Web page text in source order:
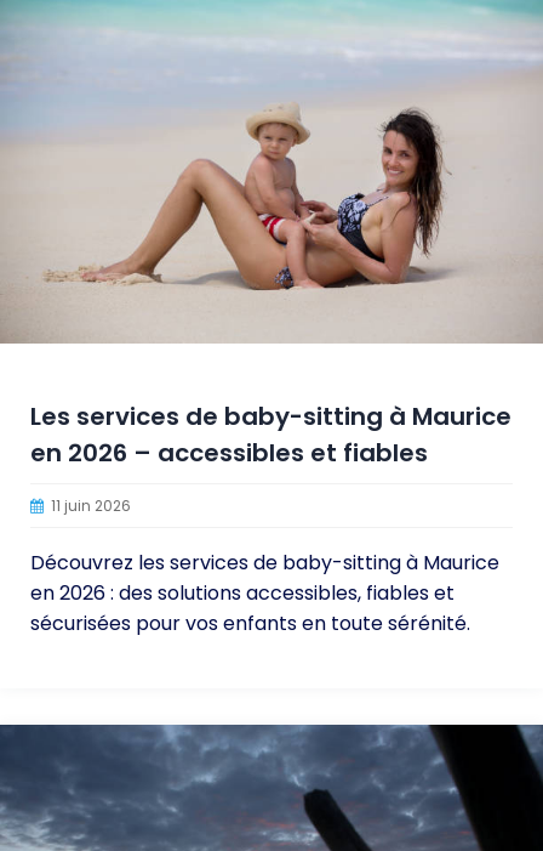
Les services de baby-sitting à Maurice
en 2026 – accessibles et fiables
11 juin 2026
Découvrez les services de baby-sitting à Maurice
en 2026 : des solutions accessibles, fiables et
sécurisées pour vos enfants en toute sérénité.